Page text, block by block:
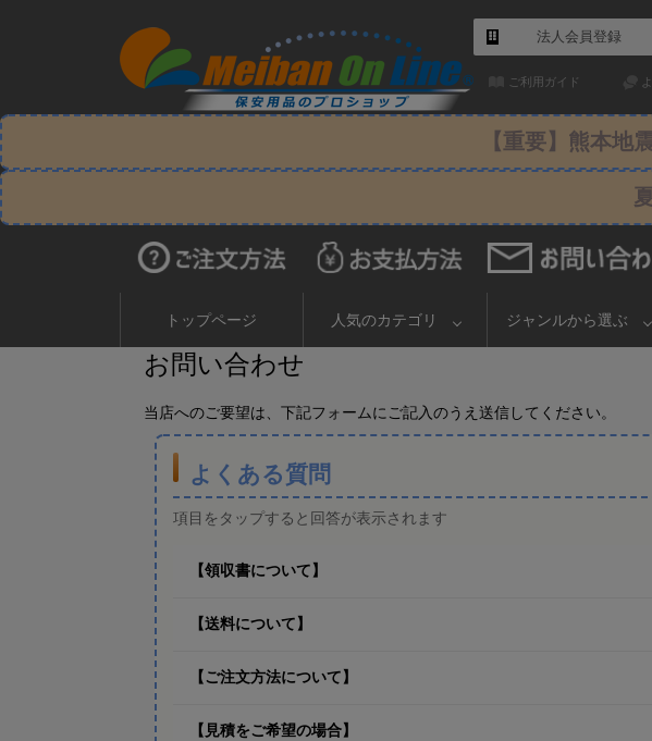
法人会員登録
ご利用ガイド
【重要】熊本地
トップページ 人気のカテゴリ ジャンルから選ぶ
お問い合わせ
当店へのご要望は、下記フォームにご記入のうえ送信してください。
よくある質問
項目をタップすると回答が表示されます
【領収書について】
【送料について】
【ご注文方法について】
【見積をご希望の場合】